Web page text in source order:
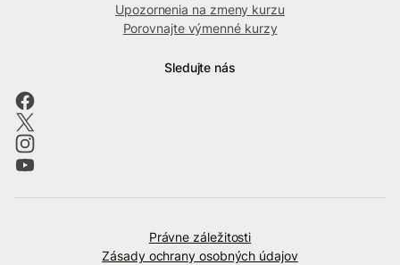
Upozornenia na zmeny kurzu
Porovnajte výmenné kurzy
Sledujte nás
Právne záležitosti
Zásady ochrany osobných údajov